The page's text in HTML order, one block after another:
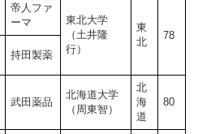
帝人ファ
ーマ
東北大学
（土井隆
行）
東
北
78
持田製薬
武田薬品
北海道大学
（周東智）
北
海
道
80